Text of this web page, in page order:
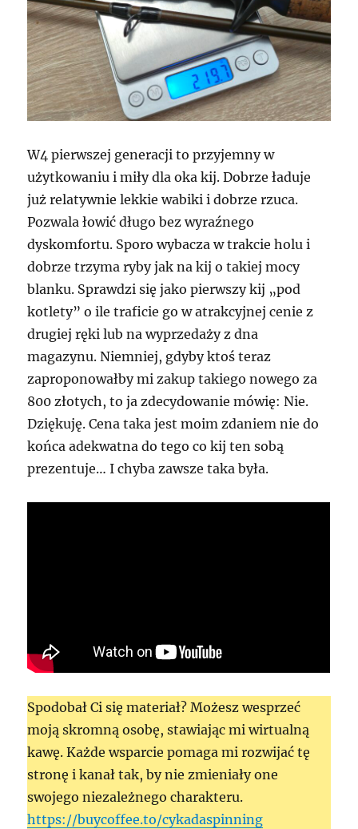
W4 pierwszej generacji to przyjemny w
użytkowaniu i miły dla oka kij. Dobrze ładuje
już relatywnie lekkie wabiki i dobrze rzuca.
Pozwala łowić długo bez wyraźnego
dyskomfortu. Sporo wybacza w trakcie holu i
dobrze trzyma ryby jak na kij o takiej mocy
blanku. Sprawdzi się jako pierwszy kij „pod
kotlety” o ile traficie go w atrakcyjnej cenie z
drugiej ręki lub na wyprzedaży z dna
magazynu. Niemniej, gdyby ktoś teraz
zaproponowałby mi zakup takiego nowego za
800 złotych, to ja zdecydowanie mówię: Nie.
Dziękuję. Cena taka jest moim zdaniem nie do
końca adekwatna do tego co kij ten sobą
prezentuje… I chyba zawsze taka była.
Spodobał Ci się materiał? Możesz wesprzeć
moją skromną osobę, stawiając mi wirtualną
kawę. Każde wsparcie pomaga mi rozwijać tę
stronę i kanał tak, by nie zmieniały one
swojego niezależnego charakteru.
https://buycoffee.to/cykadaspinning